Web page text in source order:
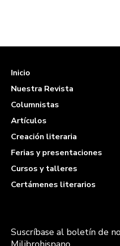
Inicio
Nuestra Revista
Columnistas
Artículos
Creación literaria
Ferias y presentaciones
Cursos y talleres
Certámenes literarios
Suscríbase al boletín de